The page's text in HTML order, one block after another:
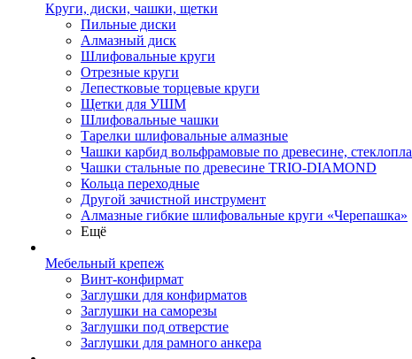
Круги, диски, чашки, щетки
Пильные диски
Алмазный диск
Шлифовальные круги
Отрезные круги
Лепестковые торцевые круги
Щетки для УШМ
Шлифовальные чашки
Тарелки шлифовальные алмазные
Чашки карбид вольфрамовые по древесине,
Чашки стальные по древесине TRIO-DIAMOND
Кольца переходные
Другой зачистной инструмент
Алмазные гибкие шлифовальные круги «Черепашка»
Ещё
Мебельный крепеж
Винт-конфирмат
Заглушки для конфирматов
Заглушки на саморезы
Заглушки под отверстие
Заглушки для рамного анкера